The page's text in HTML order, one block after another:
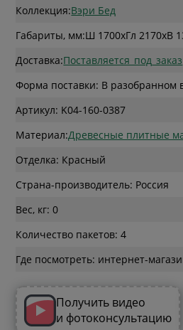
Коллекция:Вэри Бед
Габариты, мм:Ш 1700xГл 2170xВ
Доставка:Поставляется_под_заказ
Форма поставки: В разобранном
Артикул: K04-160-0387
Материал:Древесные плитные
Отделка: Красный
Страна-производитель: Россия
Вес, кг: 0
Количество пакетов: 4
Где посмотреть: интернет-
Получить видео
и фотоконсультацию